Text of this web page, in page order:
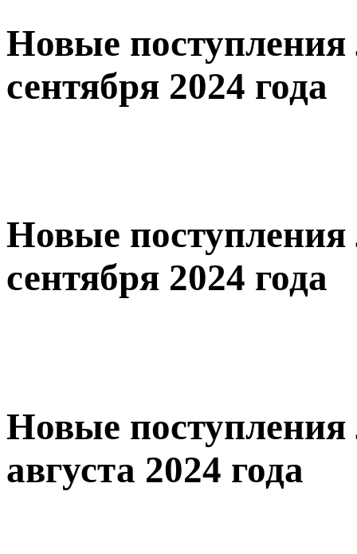
Новые поступления
сентября 2024 года
Новые поступления
сентября 2024 года
Новые поступления
августа 2024 года